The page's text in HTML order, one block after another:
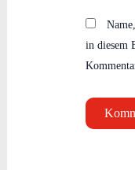
in diesem